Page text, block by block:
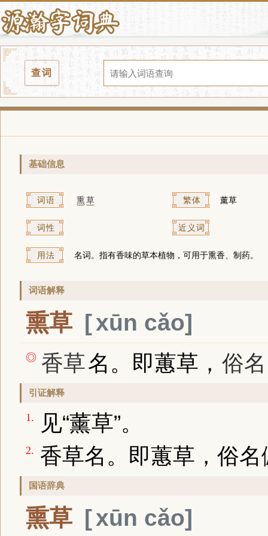
查词
基础信息
词语 熏草 繁体 薰草
词性 近义词
用法 名词。指有香味的草本植物，可用于熏香、制药。
词语解释
熏草 xūn cǎo
◎ 香草名。即蕙草， 俗名
引证解释
1. 见“薰草”。
2. 香草名。即蕙草，俗
国语辞典
熏草 xūn cǎo